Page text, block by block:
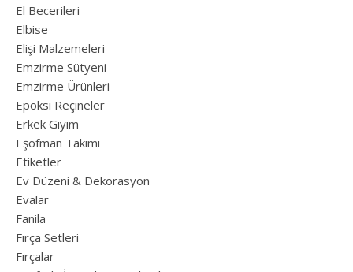
El Becerileri
Elbise
Elişi Malzemeleri
Emzirme Sütyeni
Emzirme Ürünleri
Epoksi Reçineler
Erkek Giyim
Eşofman Takımı
Etiketler
Ev Düzeni & Dekorasyon
Evalar
Fanila
Fırça Setleri
Fırçalar